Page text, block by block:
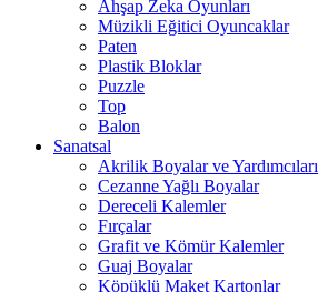
Ahşap Zeka Oyunları
Müzikli Eğitici Oyuncaklar
Paten
Plastik Bloklar
Puzzle
Top
Balon
Sanatsal
Akrilik Boyalar ve Yardımcıları
Cezanne Yağlı Boyalar
Dereceli Kalemler
Fırçalar
Grafit ve Kömür Kalemler
Guaj Boyalar
Köpüklü Maket Kartonlar